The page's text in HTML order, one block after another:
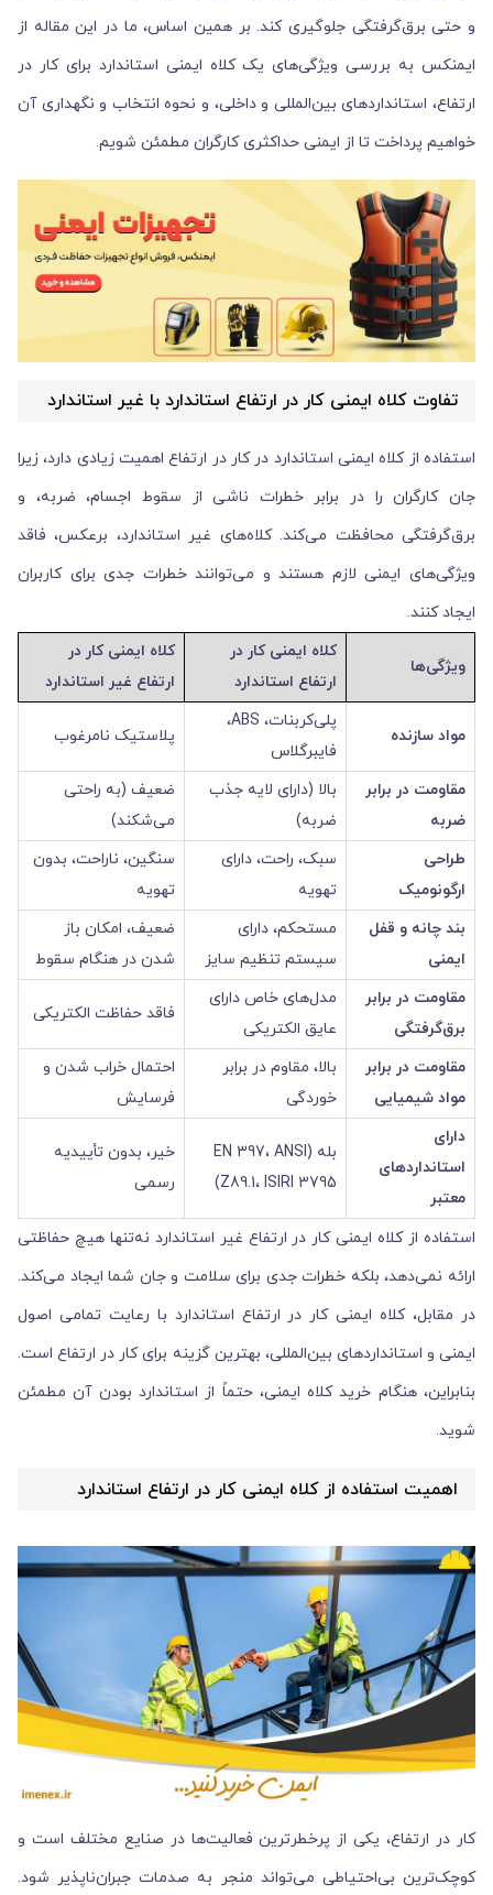
و حتی برق‌گرفتگی جلوگیری کند. بر همین اساس، ما در این مقاله از
ایمنکس به بررسی ویژگی‌های یک کلاه ایمنی استاندارد برای کار در
ارتفاع، استانداردهای بین‌المللی و داخلی، و نحوه انتخاب و نگهداری آن
خواهیم پرداخت تا از ایمنی حداکثری کارگران مطمئن شویم.
تفاوت کلاه ایمنی کار در ارتفاع استاندارد با غیر استاندارد
استفاده از کلاه ایمنی استاندارد در کار در ارتفاع اهمیت زیادی دارد، زیرا
جان کارگران را در برابر خطرات ناشی از سقوط اجسام، ضربه، و
برق‌گرفتگی محافظت می‌کند. کلاه‌های غیر استاندارد، برعکس، فاقد
ویژگی‌های ایمنی لازم هستند و می‌توانند خطرات جدی برای کاربران
ایجاد کنند.
ویژگی‌ها
کلاه ایمنی کار در
ارتفاع استاندارد
کلاه ایمنی کار در
ارتفاع غیر استاندارد
مواد سازنده
پلی‌کربنات، ABS،
فایبرگلاس
پلاستیک نامرغوب
مقاومت در برابر
ضربه
بالا (دارای لایه جذب
ضربه)
ضعیف (به راحتی
می‌شکند)
طراحی
ارگونومیک
سبک، راحت، دارای
تهویه
سنگین، ناراحت، بدون
تهویه
بند چانه و قفل
ایمنی
مستحکم، دارای
سیستم تنظیم سایز
ضعیف، امکان باز
شدن در هنگام سقوط
مقاومت در برابر
برق‌گرفتگی
مدل‌های خاص دارای
عایق الکتریکی
فاقد حفاظت الکتریکی
مقاومت در برابر
مواد شیمیایی
بالا، مقاوم در برابر
خوردگی
احتمال خراب شدن و
فرسایش
دارای
استانداردهای
معتبر
بله (EN 397، ANSI
Z89.1، ISIRI 3795)
خیر، بدون تأییدیه
رسمی
استفاده از کلاه ایمنی کار در ارتفاع غیر استاندارد نه‌تنها هیچ حفاظتی
ارائه نمی‌دهد، بلکه خطرات جدی برای سلامت و جان شما ایجاد می‌کند.
در مقابل، کلاه ایمنی کار در ارتفاع استاندارد با رعایت تمامی اصول
ایمنی و استانداردهای بین‌المللی، بهترین گزینه برای کار در ارتفاع است.
بنابراین، هنگام خرید کلاه ایمنی، حتماً از استاندارد بودن آن مطمئن
شوید.
اهمیت استفاده از کلاه ایمنی کار در ارتفاع استاندارد
کار در ارتفاع، یکی از پرخطرترین فعالیت‌ها در صنایع مختلف است و
کوچک‌ترین بی‌احتیاطی می‌تواند منجر به صدمات جبران‌ناپذیر شود.